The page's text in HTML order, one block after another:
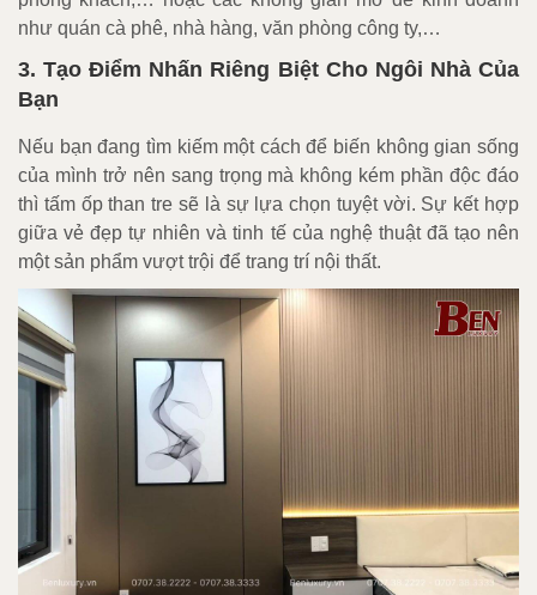
như quán cà phê, nhà hàng, văn phòng công ty,…
3. Tạo Điểm Nhấn Riêng Biệt Cho Ngôi Nhà Của
Bạn
Nếu bạn đang tìm kiếm một cách để biến không gian sống
của mình trở nên sang trọng mà không kém phần độc đáo
thì tấm ốp than tre sẽ là sự lựa chọn tuyệt vời. Sự kết hợp
giữa vẻ đẹp tự nhiên và tinh tế của nghệ thuật đã tạo nên
một sản phẩm vượt trội để trang trí nội thất.